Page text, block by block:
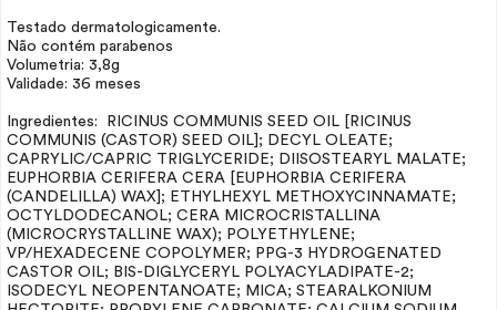
Testado dermatologicamente.
Não contém parabenos
Volumetria: 3,8g
Validade: 36 meses
Ingredientes: RICINUS COMMUNIS SEED OIL [RICINUS
COMMUNIS (CASTOR) SEED OIL ]; DECYL OLEATE;
CAPRYLIC/CAPRIC TRIGLYCERIDE; DIISOSTEARYL MALATE;
EUPHORBIA CERIFERA CERA [EUPHORBIA CERIFERA
(CANDELILLA) WAX]; ETHYLHEXYL METHOXYCINNAMATE;
OCTYLDODECANOL; CERA MICROCRISTALLINA
(MICROCRYSTALLINE WAX); POLYETHYLENE;
VP/HEXADECENE COPOLYMER; PPG-3 HYDROGENATED
CASTOR OIL; BIS-DIGLYCERYL POLYACYLADIPATE-2;
ISODECYL NEOPENTANOATE; MICA; STEARALKONIUM